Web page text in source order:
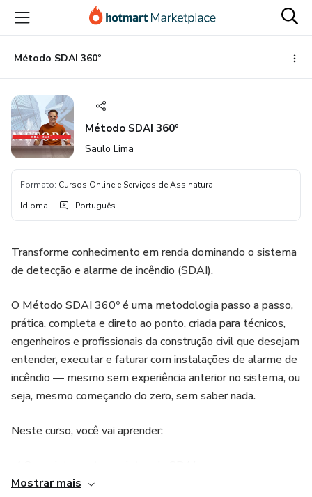
para
conteúdo
principal
para
pagamento
para
rodapéMétodo SDAI 360º
Método SDAI 360º
Saulo Lima
Formato: Cursos Online e Serviços de Assinatura
Idioma: Português
Transforme conhecimento em renda dominando o sistema
de detecção e alarme de incêndio (SDAI).
O Método SDAI 360º é uma metodologia passo a passo,
prática, completa e direto ao ponto, criada para técnicos,
engenheiros e profissionais da construção civil que desejam
entender, executar e faturar com instalações de alarme de
incêndio — mesmo sem experiência anterior no sistema, ou
seja, mesmo começando do zero, sem saber nada.
Neste curso, você vai aprender:
Mostrar mais